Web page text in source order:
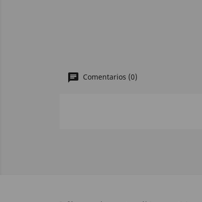
Comentarios (0)